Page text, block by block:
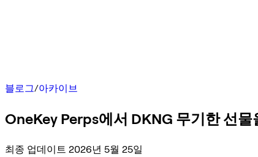
블로그/아카이브
OneKey Perps에서 DKNG 무기한 선
최종 업데이트 2026년 5월 25일